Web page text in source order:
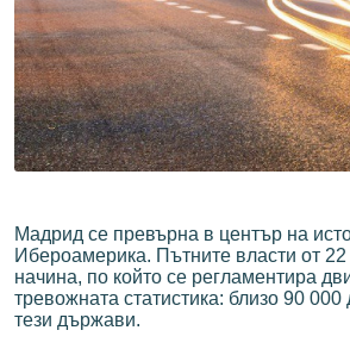
Мадрид се превърна в център на
Ибероамерика. Пътните власти от
начина, по който се регламентира
тревожната статистика: близо 90
тези държави.